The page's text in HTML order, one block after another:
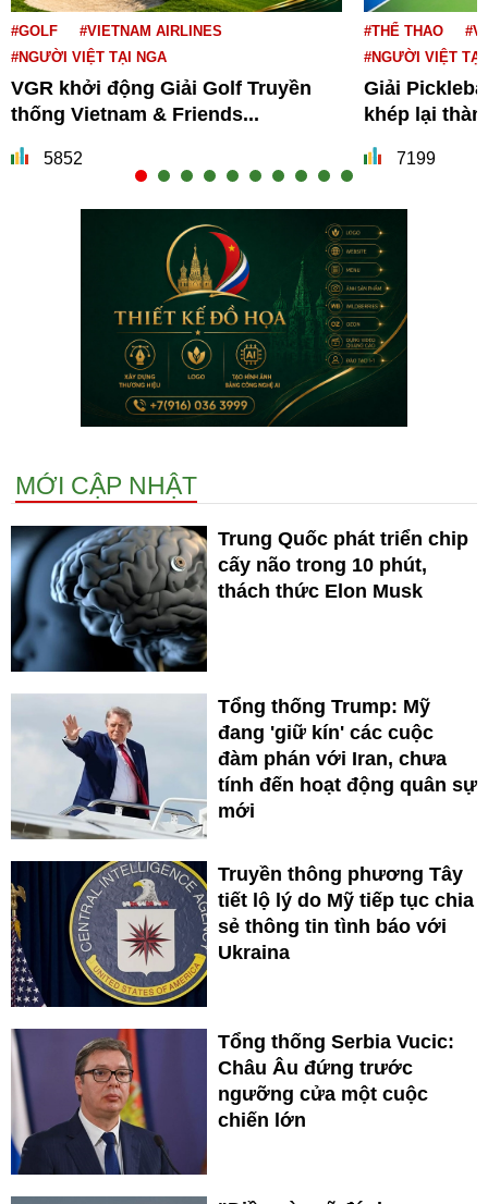
#GOLF
#VIETNAM AIRLINES
#NGƯỜI VIỆT TẠI NGA
VGR khởi động Giải Golf Truyền
thống Vietnam & Friends...
5852
#THỂ THAO
#NGƯỜI VIỆT TẠI
Giải
khép lại
7199
MỚI CẬP NHẬT
Trung Quốc phát triển chip
cấy não trong 10 phút,
thách thức Elon Musk
Tổng thống Trump: Mỹ
đang 'giữ kín' các cuộc
đàm phán với Iran, chưa
tính đến hoạt động quân sự
mới
Truyền thông phương Tây
tiết lộ lý do Mỹ tiếp tục chia
sẻ thông tin tình báo với
Ukraina
Tổng thống Serbia Vucic:
Châu Âu đứng trước
ngưỡng cửa một cuộc
chiến lớn